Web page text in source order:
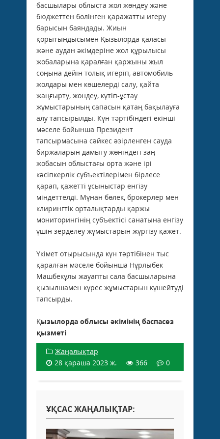
басшылары облыста жол жөндеу және
бюджеттен бөлінген қаражатты игеру
барысын баяндады. Жиын
қорытындысымен Қызылорда қаласы
және аудан әкімдеріне жол құрылысы
жобаларына қаралған қаржыны жыл
соңына дейін толық игеріп, автомобиль
жолдары мен көшелерді салу, қайта
жаңғырту, жөндеу, күтіп-ұстау
жұмыстарының сапасын қатаң бақылауға
алу тапсырылды. Күн тәртібіндегі екінші
мәселе бойынша Президент
тапсырмасына сәйкес әзірленген сауда
биржаларын дамыту жөніндегі заң
жобасын облыстағы орта және ірі
кәсіпкерлік субъектілерімен бірлесе
қарап, қажетті ұсыныстар енгізу
міндеттелді. Мұнан бөлек, брокерлер мен
клирингтік орталықтарды қаржы
мониторингінің субъектісі санатына енгізу
үшін зерделеу жұмыстарын жүргізу қажет.
Үкімет отырысында күн тәртібінен тыс
қаралған мәселе бойынша Нұрлыбек
Машбекұлы жауапты сала басшыларына
қызылшамен күрес жұмыстарын күшейтуді
тапсырды.
Қызылорда облысы әкімінің баспасөз
қызметі
Жаңалықтар
28 қараша 2023 ж.
366 0
ҰҚСАС ЖАҢАЛЫҚТАР: